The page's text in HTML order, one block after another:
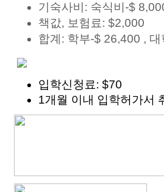
기숙사비 : 숙식비 -$
책값, 보험료: $2,000
합계 : 학부-$ 26,400 , 대
입학신청료: $70
1개월 이내 입학허가서